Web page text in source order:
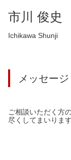
市川 俊史
Ichikawa Shunji
メッセージ
ご相談いただく方
尽くしてまいります